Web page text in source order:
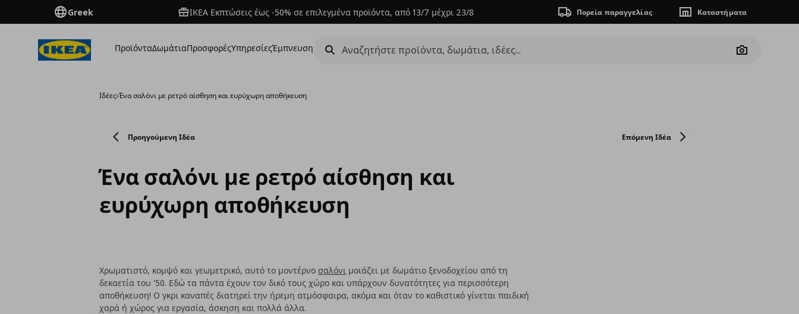
Greek ΙΚΕΑ Εκπτώσεις έως -50% σε επιλεγμένα προϊόντα, από 13/7 μέχρι 23/8 Πορεία παραγγελίας Καταστήματα
ΠροϊόνταΔωμάτιαΠροσφορέςΥπηρεσίεςΈμπνευση
Camera
Ιδέες›Ένα σαλόνι με ρετρό αίσθηση και ευρύχωρη αποθήκευση
Προηγούμενη Ιδέα Επόμενη Ιδέα
Ένα σαλόνι με ρετρό αίσθηση και
ευρύχωρη αποθήκευση
Χρωματιστό, κομψό και γεωμετρικό, αυτό το μοντέρνοσαλόνι μοιάζει με δωμάτιο ξενοδοχείου από τη
δεκαετία του '50. Εδώ τα πάντα έχουν τον δικό τους χώρο και υπάρχουν δυνατότητες για περισσότερη
αποθήκευση! Ο γκρι καναπές διατηρεί την ήρεμη ατμόσφαιρα, ακόμα και όταν το καθιστικό γίνεται παιδική
χαρά ή χώρος για εργασία, άσκηση και πολλά άλλα.